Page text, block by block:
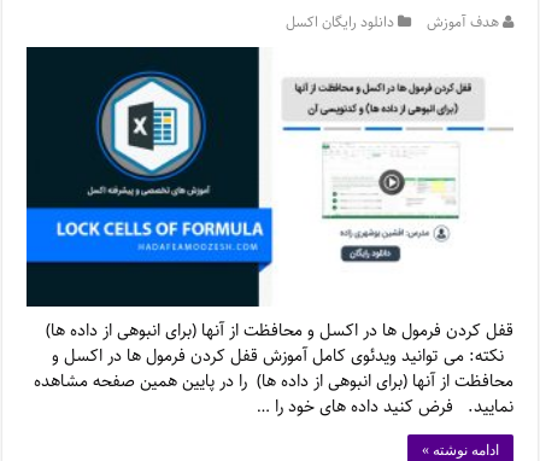
هدف آموزش دانلود رایگان اکسل
قفل کردن فرمول ها در اکسل و محافظت از آنها (برای انبوهی از داده ها)
نکته: می توانید ویدئوی کامل آموزش قفل کردن فرمول ها در اکسل و
محافظت از آنها (برای انبوهی از داده ها) را در پایین همین صفحه مشاهده
نمایید. فرض کنید داده های خود را …
ادامه نوشته »